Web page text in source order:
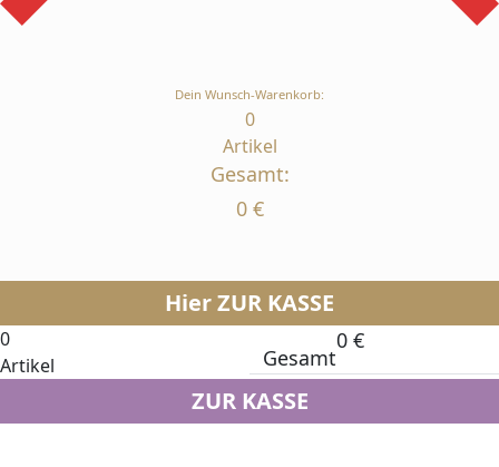
Dein Wunsch-Warenkorb:
0
Artikel
Gesamt:
0 €
Hier ZUR KASSE
0
Artikel
Gesamt
0 €
ZUR KASSE